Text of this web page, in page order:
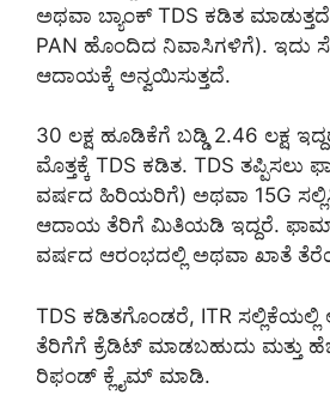
ಅಥವಾ ಬ್ಯಾಂಕ್ TDS ಕಡಿತ
PAN ಹೊಂದಿದ ನಿವಾಸಿಗಳಿಗೆ). ಇದು
ಆದಾಯಕ್ಕೆ ಅನ್ವಯಿಸುತ್ತದೆ.
30 ಲಕ್ಷ ಹೂಡಿಕೆಗೆ ಬಡ್ಡಿ 2.46 ಲಕ್ಷ
ಮೊತ್ತಕ್ಕೆ TDS ಕಡಿತ. TDS
ವರ್ಷದ ಹಿರಿಯರಿಗೆ) ಅಥವಾ 15G
ಆದಾಯ ತೆರಿಗೆ ಮಿತಿಯಡಿ ಇದ್ದರೆ.
ವರ್ಷದ ಆರಂಭದಲ್ಲಿ ಅಥವಾ ಖಾತೆ
TDS ಕಡಿತಗೊಂಡರೆ, ITR
ತೆರಿಗೆಗೆ ಕ್ರೆಡಿಟ್ ಮಾಡಬಹುದು ಮತ್ತು
ರಿಫಂಡ್ ಕ್ಲೈಮ್ ಮಾಡಿ.